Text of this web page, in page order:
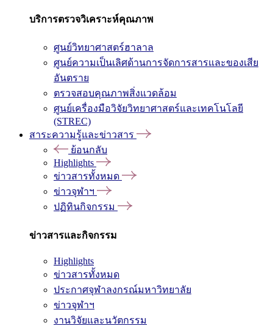
บริการตรวจวิเคราะห์คุณภาพ
ศูนย์วิทยาศาสตร์ฮาลาล
ศูนย์ความเป็นเลิศด้านการจัดการสารและของเสีย
อันตราย
ตรวจสอบคุณภาพสิ่งแวดล้อม
ศูนย์เครื่องมือวิจัยวิทยาศาสตร์และเทคโนโลยี
(STREC)
สาระความรู้และข่าวสาร
ย้อนกลับ
Highlights
ข่าวสารทั้งหมด
ข่าวจุฬาฯ
ปฏิทินกิจกรรม
ข่าวสารและกิจกรรม
Highlights
ข่าวสารทั้งหมด
ประกาศจุฬาลงกรณ์มหาวิทยาลัย
ข่าวจุฬาฯ
งานวิจัยและนวัตกรรม